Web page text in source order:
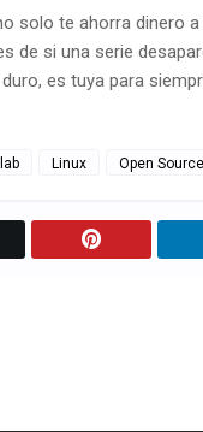
solo te ahorra dinero
de si una serie
es tuya para
Linux Open Source